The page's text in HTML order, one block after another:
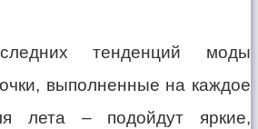
тенденций моды
выполненные на каждое
лета – подойдут яркие,